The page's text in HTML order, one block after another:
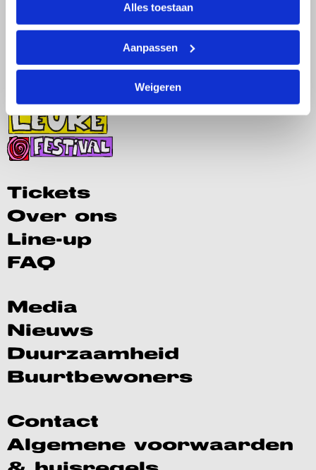
Alles toestaan
Aanpassen
Weigeren
Tickets
Over ons
Line-up
FAQ
Media
Nieuws
Duurzaamheid
Buurtbewoners
Contact
Algemene voorwaarden